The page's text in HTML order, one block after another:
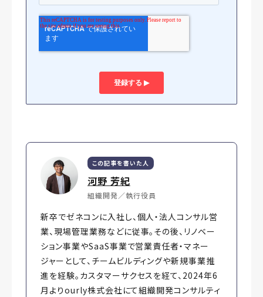
この記事を書いた人
河野 芳紀
組織開発／執行役員
新卒でゼネコンに入社し、個人・法人コンサル営
業、現場管理業務などに従事。その後、リノベー
ション事業やSaaS事業で営業責任者・マネー
ジャーとして、チームビルディングや新規事業推
進を経験。カスタマーサクセスを経て、2024年6
月よりourly株式会社にて組織開発コンサルティ